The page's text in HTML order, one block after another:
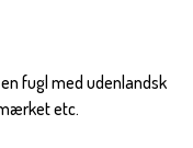
fugl med udenlandsk
etc.